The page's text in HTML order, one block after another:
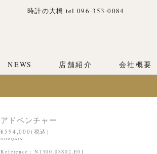
時計の大橋 tel 096-353-0084
NEWS 店舗紹介 会社概要
アドベンチャー
¥594,000(税込)
NORQAIN
Reference : N1300.08S02.E01